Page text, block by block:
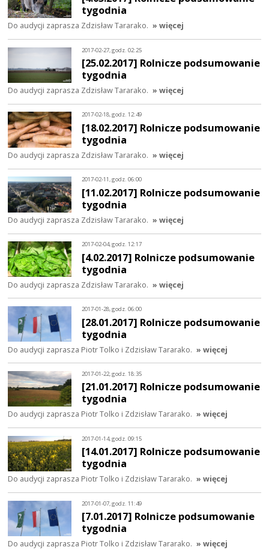
tygodnia
Do audycji zaprasza Zdzisław Tararako. » więcej
2017-02-27, godz. 02:25
[25.02.2017] Rolnicze podsumowanie
tygodnia
Do audycji zaprasza Zdzisław Tararako. » więcej
2017-02-18, godz. 12:49
[18.02.2017] Rolnicze podsumowanie
tygodnia
Do audycji zaprasza Zdzisław Tararako. » więcej
2017-02-11, godz. 06:00
[11.02.2017] Rolnicze podsumowanie
tygodnia
Do audycji zaprasza Zdzisław Tararako. » więcej
2017-02-04, godz. 12:17
[4.02.2017] Rolnicze podsumowanie
tygodnia
Do audycji zaprasza Zdzisław Tararako. » więcej
2017-01-28, godz. 06:00
[28.01.2017] Rolnicze podsumowanie
tygodnia
Do audycji zaprasza Piotr Tolko i Zdzisław Tararako. » więcej
2017-01-22, godz. 18:35
[21.01.2017] Rolnicze podsumowanie
tygodnia
Do audycji zaprasza Piotr Tolko i Zdzisław Tararako. » więcej
2017-01-14, godz. 09:15
[14.01.2017] Rolnicze podsumowanie
tygodnia
Do audycji zaprasza Piotr Tolko i Zdzisław Tararako. » więcej
2017-01-07, godz. 11:49
[7.01.2017] Rolnicze podsumowanie
tygodnia
Do audycji zaprasza Piotr Tolko i Zdzisław Tararako. » więcej